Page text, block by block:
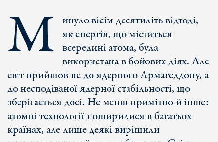
М инуло вісім десятиліть відтоді,
як енергія, що міститься
всередині атома, була
використана в бойових діях. Але
світ прийшов не до ядерного Армагеддону, а
до несподіваної ядерної стабільності, що
зберігається досі. Не менш примітно й інше:
атомні технології поширилися в багатьох
країнах, але лише деякі вирішили